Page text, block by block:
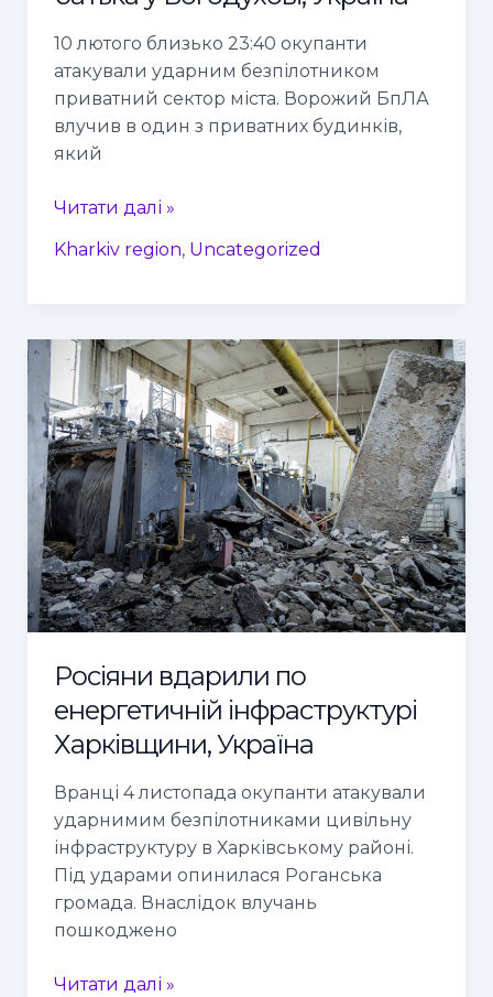
10 лютого близько 23:40 окупанти
атакували ударним безпілотником
приватний сектор міста. Ворожий БпЛА
влучив в один з приватних будинків,
який
Читати далі »
Kharkiv region, Uncategorized
Росіяни вдарили по
енергетичній інфраструктурі
Харківщини, Україна
Вранці 4 листопада окупанти атакували
ударнимим безпілотниками цивільну
інфраструктуру в Харківському районі.
Під ударами опинилася Роганська
громада. Внаслідок влучань
пошкоджено
Росіяни
вдарили
по
енергетичній
інфраструктурі
Харківщини,
Україна
Читати далі »